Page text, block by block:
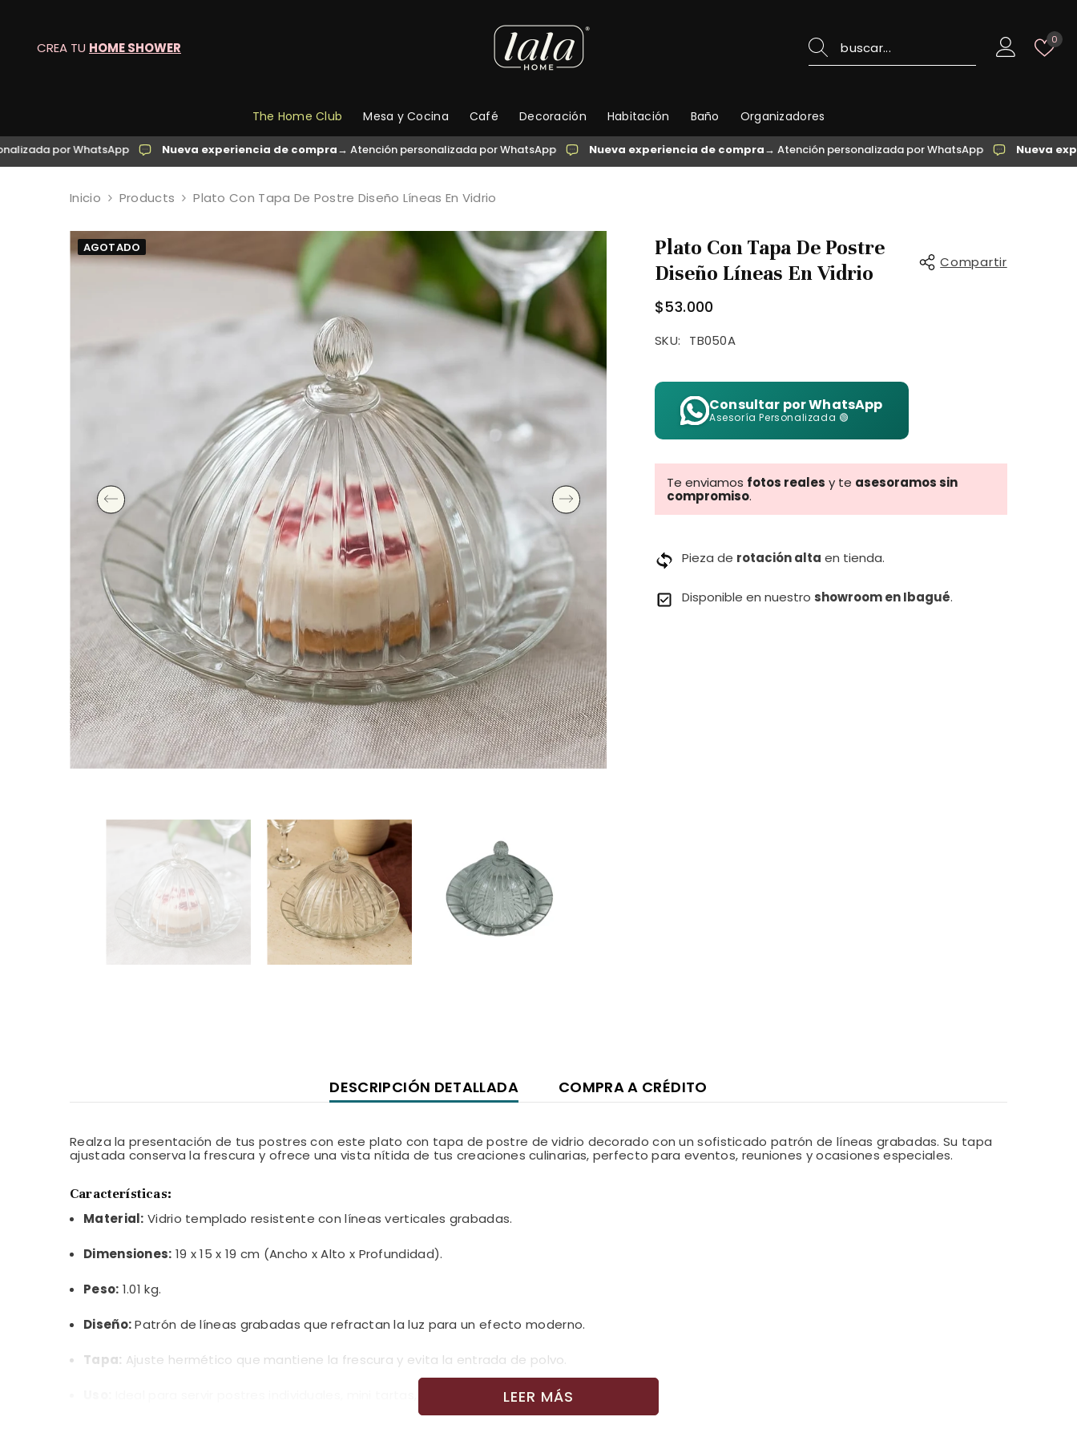
CREA TU HOME SHOWER 0
The Home Club Mesa y Cocina Café Decoración Habitación Baño Organizadores
WhatsApp Nueva experiencia de compra→ Atención personalizada por WhatsApp Nueva experiencia de compra→ Atención personalizada por WhatsApp Nueva experiencia
Inicio Products Plato Con Tapa De Postre Diseño Líneas En Vidrio
AGOTADO
Plato Con Tapa De Postre
Diseño Líneas En Vidrio
Compartir
$53.000
SKU: TB050A
Consultar por WhatsApp
Asesoría Personalizada 🟢
Te enviamos fotos reales y te asesoramos sin
compromiso.
Pieza de rotación alta en tienda.
Disponible en nuestro showroom en Ibagué.
DESCRIPCIÓN DETALLADA COMPRA A CRÉDITO
Realza la presentación de tus postres con este plato con tapa de postre de vidrio decorado con un sofisticado patrón de líneas grabadas. Su tapa
ajustada conserva la frescura y ofrece una vista nítida de tus creaciones culinarias, perfecto para eventos, reuniones y ocasiones especiales.
Características:
Material: Vidrio templado resistente con líneas verticales grabadas.
Dimensiones: 19 x 15 x 19 cm (Ancho x Alto x Profundidad).
Peso: 1.01 kg.
Diseño:Patrón de líneas grabadas que refractan la luz para un efecto moderno.
Tapa: Ajuste hermético que mantiene la frescura y evita la entrada de polvo.
Ideal para servir postres individuales, mini tartas, gelatinas y degustaciones gourmet.
LEER MÁS